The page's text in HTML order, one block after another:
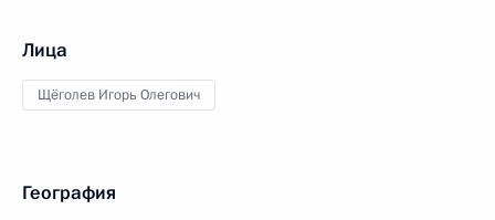
Лица
Щёголев Игорь Олегович
География